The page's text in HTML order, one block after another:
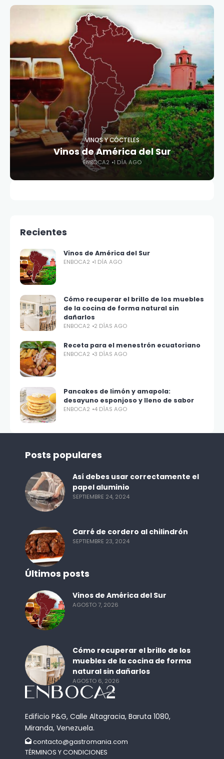
VINOS Y CÓCTELES
Vinos de América del Sur
ENBOCA2 1 DÍA AGO
Recientes
Vinos de América del Sur
ENBOCA2 1 DÍA AGO
Cómo recuperar el brillo de los muebles
de la cocina de forma natural sin
dañarlos
ENBOCA2 2 DÍAS AGO
Receta para el menestrón ecuatoriano
ENBOCA2 3 DÍAS AGO
Pancakes de limón y amapola:
desayuno esponjoso y lleno de sabor
ENBOCA2 4 DÍAS AGO
Edificio P&G, Calle Altagracia, Baruta 1080,
Miranda, Venezuela.
contacto@gastromania.com
TÉRMINOS Y CONDICIONES
Posts populares
Así debes usar correctamente el
papel aluminio
SEPTIEMBRE 24, 2024
Carré de cordero al chilindrón
SEPTIEMBRE 23, 2024
Últimos posts
Vinos de América del Sur
AGOSTO 7, 2026
Cómo recuperar el brillo de los
muebles de la cocina de forma
natural sin dañarlos
AGOSTO 6, 2026